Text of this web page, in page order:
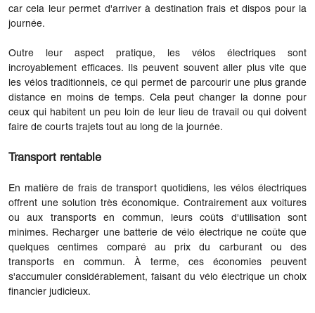
car cela leur permet d'arriver à destination frais et dispos pour la
journée.
Outre leur aspect pratique, les vélos électriques sont
incroyablement efficaces. Ils peuvent souvent aller plus vite que
les vélos traditionnels, ce qui permet de parcourir une plus grande
distance en moins de temps. Cela peut changer la donne pour
ceux qui habitent un peu loin de leur lieu de travail ou qui doivent
faire de courts trajets tout au long de la journée.
Transport rentable
En matière de frais de transport quotidiens, les vélos électriques
offrent une solution très économique. Contrairement aux voitures
ou aux transports en commun, leurs coûts d'utilisation sont
minimes. Recharger une batterie de vélo électrique ne coûte que
quelques centimes comparé au prix du carburant ou des
transports en commun. À terme, ces économies peuvent
s'accumuler considérablement, faisant du vélo électrique un choix
financier judicieux.